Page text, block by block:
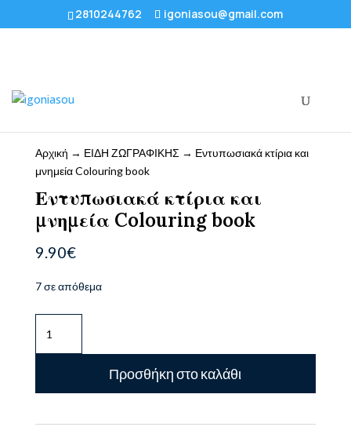
2810244762 igoniasou@gmail.com
Αρχική → ΕΙΔΗ ΖΩΓΡΑΦΙΚΗΣ → Εντυπωσιακά κτίρια και
μνημεία Colouring book
Εντυπωσιακά κτίρια και
μνημεία Colouring book
9.90€
7 σε απόθεμα
κτίρια
και
Colouring
Προσθήκη στο καλάθι